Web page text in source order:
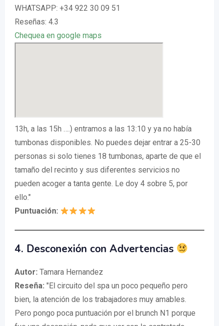
WHATSAPP: +34 922 30 09 51
Reseñas: 4.3
Chequea en google maps
13h, a las 15h ….) entramos a las 13:10 y ya no había
tumbonas disponibles. No puedes dejar entrar a 25-30
personas si solo tienes 18 tumbonas, aparte de que el
tamaño del recinto y sus diferentes servicios no
pueden acoger a tanta gente. Le doy 4 sobre 5, por
ello."
Puntuación:
4. Desconexión con Advertencias
Autor: Tamara Hernandez
Reseña: "El circuito del spa un poco pequeño pero
bien, la atención de los trabajadores muy amables.
Pero pongo poca puntuación por el brunch N1 porque